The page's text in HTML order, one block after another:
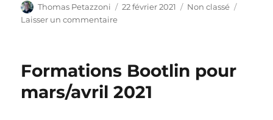
Auteur
Thomas Petazzoni
Publié
22 février 2021 Catégories
Non classé
Laisser un commentairesur
par
Petazzoni,
Formations Bootlin pour
mars/avril 2021